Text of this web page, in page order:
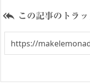
 この記事のトラ